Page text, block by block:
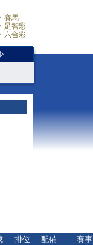
賽馬
足智彩
六合彩
排位
配備
賽事